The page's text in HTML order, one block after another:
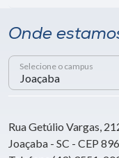
Onde
Selecione o campus
Rua Getúlio Vargas,
Joaçaba - SC - CEP